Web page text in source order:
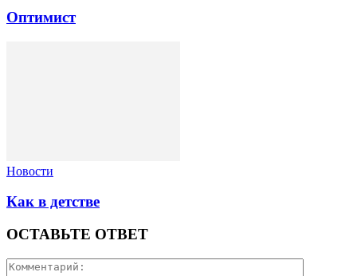
Оптимист
Новости
Как в детстве
ОСТАВЬТЕ ОТВЕТ